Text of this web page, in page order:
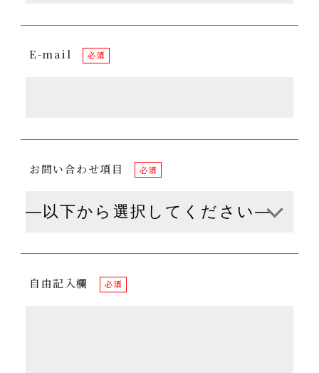
E-mail 必須
お問い合わせ項目 必須
自由記入欄 必須